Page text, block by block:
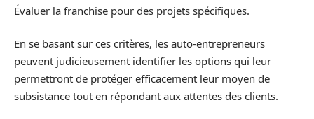
Évaluer la franchise pour des projets spécifiques.
En se basant sur ces critères, les auto-entrepreneurs
peuvent judicieusement identifier les options qui leur
permettront de protéger efficacement leur moyen de
subsistance tout en répondant aux attentes des clients.